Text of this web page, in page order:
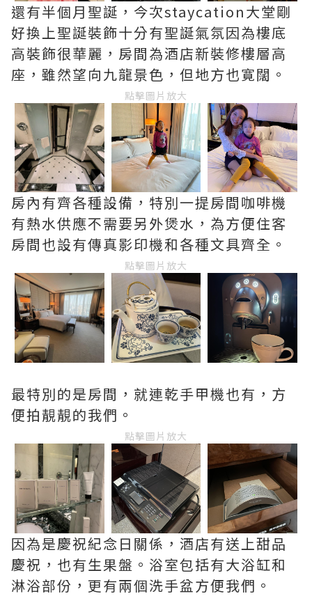
還有半個月聖誕，今次staycation大堂剛
好換上聖誕裝飾十分有聖誕氣氛因為樓底
高裝飾很華麗，房間為酒店新裝修樓層高
座，雖然望向九龍景色，但地方也寛闊。
點擊圖片放大
房內有齊各種設備，特別一提房間咖啡機
有熱水供應不需要另外煲水，為方便住客
房間也設有傳真影印機和各種文具齊全。
點擊圖片放大
最特別的是房間，就連乾手甲機也有，方
便拍靚靚的我們。
點擊圖片放大
因為是慶祝紀念日關係，酒店有送上甜品
慶祝，也有生果盤。浴室包括有大浴缸和
淋浴部份，更有兩個洗手盆方便我們。